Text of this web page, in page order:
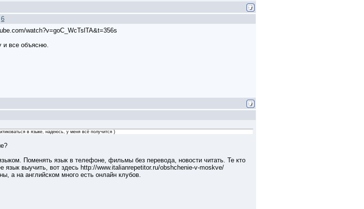
6
watch?v=goC_WcTslTA&t=356s
и все объясню.
в языке, надеюсь, у меня всё получится )
Поменять язык в телефоне, фильмы без перевода, новости читать. Те кто
язык выучить, вот здесь http://www.italianrepetitor.ru/obshchenie-v-moskve/
а на английском много есть онлайн клубов.